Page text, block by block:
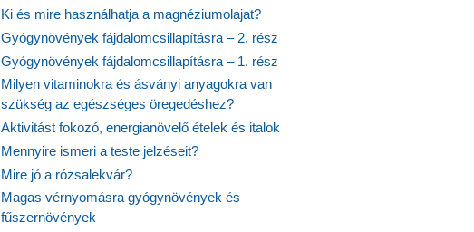
Ki és mire használhatja a magnéziumolajat?
Gyógynövények fájdalomcsillapításra – 2. rész
Gyógynövények fájdalomcsillapításra – 1. rész
Milyen vitaminokra és ásványi anyagokra van
szükség az egészséges öregedéshez?
Aktivitást fokozó, energianövelő ételek és italok
Mennyire ismeri a teste jelzéseit?
Mire jó a rózsalekvár?
Magas vérnyomásra gyógynövények és
fűszernövények